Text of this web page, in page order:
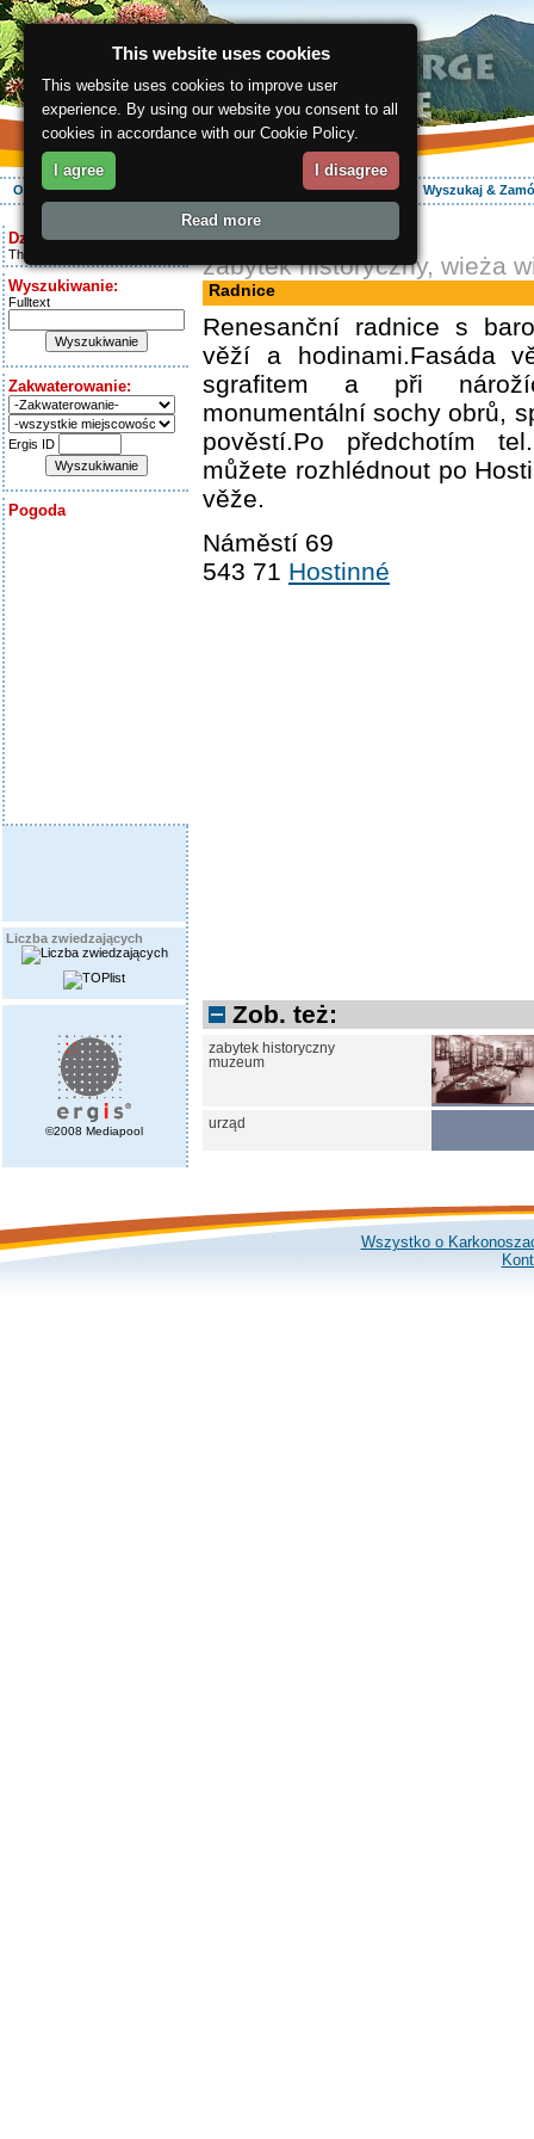
O regionie Aktywnie Zakwaterowanie Wyszukaj &
Dziś jest:
Thursday 6.08.2026
Wyszukiwanie:
Fulltext
Zakwaterowanie:
Ergis ID
Pogoda
Liczba zwiedzających
©2008 Mediapool
ergis.cz
zabytek historyczny, wieża
Radnice
Renesanční radnice s
věží a hodinami.Fasáda
sgrafitem a při
monumentální sochy obrů,
pověstí.Po předchotím
můžete rozhlédnout po
věže.
Náměstí 69
543 71 Hostinné
Zob. też:
zabytek historyczny
muzeum
urząd
Wszystko o
This website uses cookies
This website uses cookies to improve user
experience. By using our website you consent to all
cookies in accordance with our Cookie Policy.
I agree I disagree
Read more